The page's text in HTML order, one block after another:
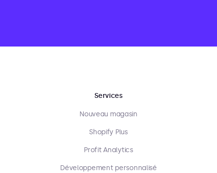
Services
Nouveau magasin
Shopify Plus
Profit Analytics
Développement personnalisé